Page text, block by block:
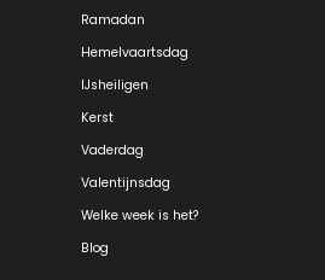
Ramadan
Hemelvaartsdag
IJsheiligen
Kerst
Vaderdag
Valentijnsdag
Welke week is het?
Blog